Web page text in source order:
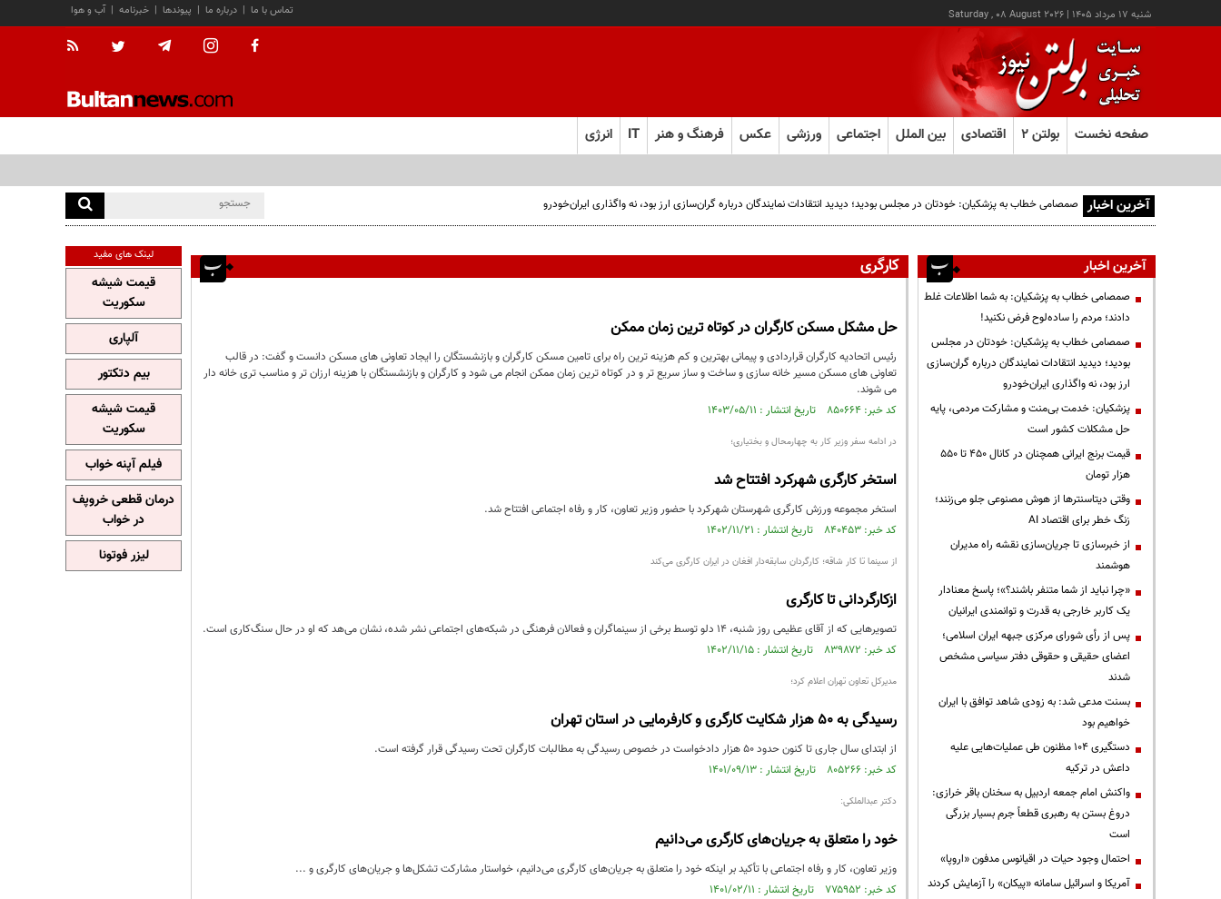
شنبه ۱۷ مرداد ۱۴۰۵ |
Saturday , 08 August 2026 آب و هوا | خبرنامه | پیوندها | درباره ما | تماس با ما
صفحه نخست بولتن ۲ اقتصادی بین الملل اجتماعی ورزشی عکس فرهنگ و هنر IT انرژی
آخرین اخبار صمصامی خطاب به پزشکیان: خودتان در مجلس بودید؛ دیدید انتقادات نمایندگان درباره گران‌سازی ارز بود، نه واگذاری ایران‌خودرو
کارگری
حل مشکل مسکن کارگران در کوتاه ترین زمان ممکن
رئیس اتحادیه کارگران قراردادی و پیمانی بهترین و کم هزینه ترین راه برای تامین مسکن کارگران و بازنشستگان را ایجاد تعاونی های مسکن دانست و گفت: در قالب
تعاونی های مسکن مسیر خانه سازی و ساخت و ساز سریع تر و در کوتاه ترین زمان ممکن انجام می شود و کارگران و بازنشستگان با هزینه ارزان تر و مناسب تری خانه دار
می شوند.
کد خبر: ۸۵۰۶۶۴ تاریخ انتشار : ۱۴۰۳/۰۵/۱۱
در ادامه سفر وزیر کار به چهارمحال و بختیاری؛
استخر کارگری شهرکرد افتتاح شد
استخر مجموعه ورزش کارگری شهرستان شهرکرد با حضور وزیر تعاون، کار و رفاه اجتماعی افتتاح شد.
کد خبر: ۸۴۰۴۵۳ تاریخ انتشار : ۱۴۰۲/۱۱/۲۱
از سینما تا کار شاقه؛ کارگردان سابقه‌دار افغان در ایران کارگری می‌کند
ازکارگردانی تا کارگری
تصویرهایی که از آقای عظیمی روز شنبه، ۱۴ دلو توسط برخی از سینماگران و فعالان فرهنگی در شبکه‌های اجتماعی نشر شده، نشان می‌هد که او در حال سنگ‌کاری است.
کد خبر: ۸۳۹۸۷۲ تاریخ انتشار : ۱۴۰۲/۱۱/۱۵
مدیرکل تعاون تهران اعلام کرد؛
رسیدگی به ۵۰ هزار شکایت کارگری و کارفرمایی در استان تهران
از ابتدای سال جاری تا کنون حدود ۵۰ هزار دادخواست در خصوص رسیدگی به مطالبات کارگران تحت رسیدگی قرار گرفته است.
کد خبر: ۸۰۵۲۶۶ تاریخ انتشار : ۱۴۰۱/۰۹/۱۳
دکتر عبدالملکی:
خود را متعلق به جریان‌های کارگری می‌دانیم
وزیر تعاون، کار و رفاه اجتماعی با تأکید بر اینکه خود را متعلق به جریان‌های کارگری می‌دانیم، خواستار مشارکت تشکل‌ها و جریان‌های کارگری و ...
کد خبر: ۷۷۵۹۵۲ تاریخ انتشار : ۱۴۰۱/۰۲/۱۱
آخرین اخبار
صمصامی خطاب به پزشکیان: به شما اطلاعات غلط
دادند؛ مردم را ساده‌لوح فرض نکنید!
صمصامی خطاب به پزشکیان: خودتان در مجلس
بودید؛ دیدید انتقادات نمایندگان درباره گران‌سازی
ارز بود، نه واگذاری ایران‌خودرو
پزشکیان: خدمت بی‌منت و مشارکت مردمی، پایه
حل مشکلات کشور است
قیمت‌ برنج ایرانی همچنان در کانال ۴۵۰ تا ۵۵۰
هزار تومان
وقتی دیتاسنترها از هوش مصنوعی جلو می‌زنند؛
زنگ خطر برای اقتصاد AI
از خبرسازی تا جریان‌سازی نقشه راه مدیران
هوشمند
«چرا نباید از شما متنفر باشند؟»؛ پاسخ معنادار
یک کاربر خارجی به قدرت و توانمندی ایرانیان
پس از رأی شورای مرکزی جبهه ایران اسلامی؛
اعضای حقیقی و حقوقی دفتر سیاسی مشخص
شدند
بسنت مدعی شد: به زودی شاهد توافق با ایران
خواهیم بود
دستگیری ۱۰۴ مظنون طی عملیات‌هایی علیه
داعش در ترکیه
واکنش امام جمعه اردبیل به سخنان باقر خرازی:
دروغ بستن به رهبری قطعاً جرم بسیار بزرگی
است
احتمال وجود حیات در اقیانوس مدفون «اروپا»
آمریکا و اسرائیل سامانه «پیکان» را آزمایش کردند
لینک های مفید
قیمت شیشه
سکوریت
آلپاری
بیم دتکتور
قیمت شیشه
سکوریت
فیلم آپنه خواب
درمان قطعی خروپف
در خواب
لیزر فوتونا